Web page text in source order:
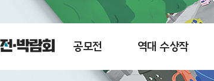
공모전 역대 수상작